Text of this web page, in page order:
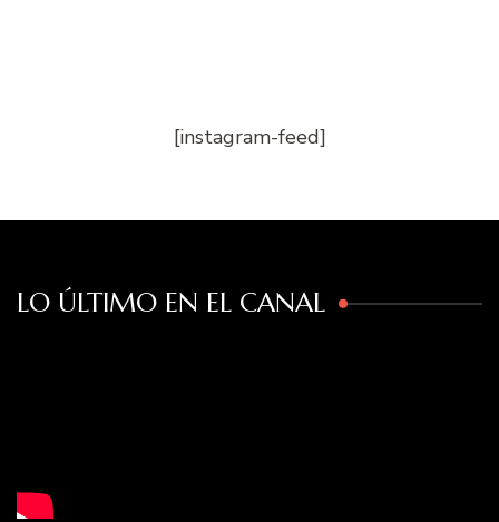
[instagram-feed]
LO ÚLTIMO EN EL CANAL